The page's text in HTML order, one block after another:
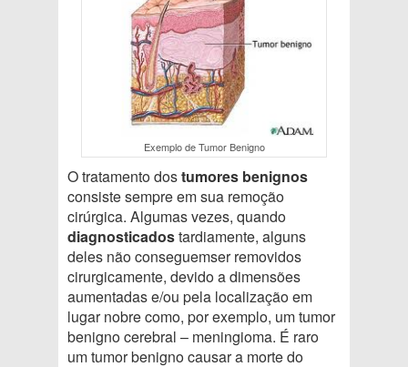
Exemplo de Tumor Benigno
O tratamento dostumores benignos
consiste sempre em sua remoção
cirúrgica. Algumas vezes, quando
diagnosticadostardiamente, alguns
deles não conseguemser removidos
cirurgicamente, devido a dimensões
aumentadas e/ou pela localização em
lugar nobre como, por exemplo, um tumor
benigno cerebral – meningioma. É raro
um tumor benigno causar a morte do